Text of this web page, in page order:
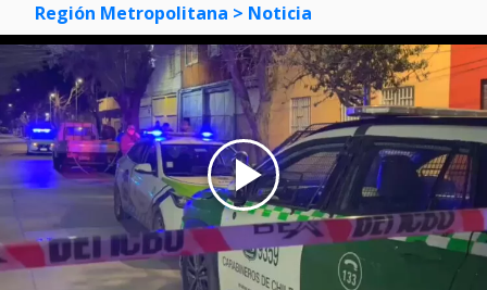
Región Metropolitana > Noticia